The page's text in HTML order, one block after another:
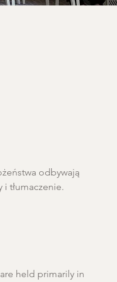
odbywają
tłumaczenie.
held primarily in